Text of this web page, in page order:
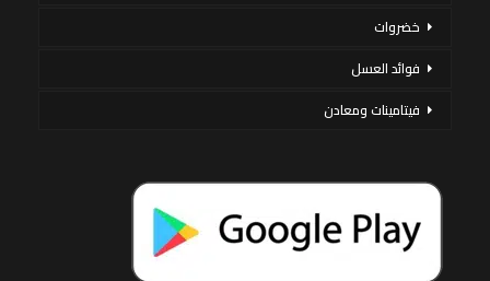
خضروات
فوائد العسل
فيتامينات ومعادن